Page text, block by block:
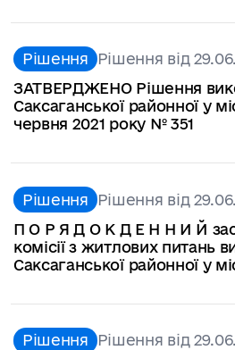
Рішення Рішення від
ЗАТВЕРДЖЕНО Рішення
Саксаганської районної у
червня 2021 року № 351
Рішення Рішення від
П О Р Я Д О К Д Е Н Н И Й
комісії з житлових питань
Саксаганської районної у
Рішення Рішення від